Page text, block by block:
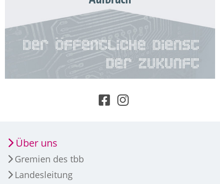
Über uns
Gremien des tbb
Landesleitung